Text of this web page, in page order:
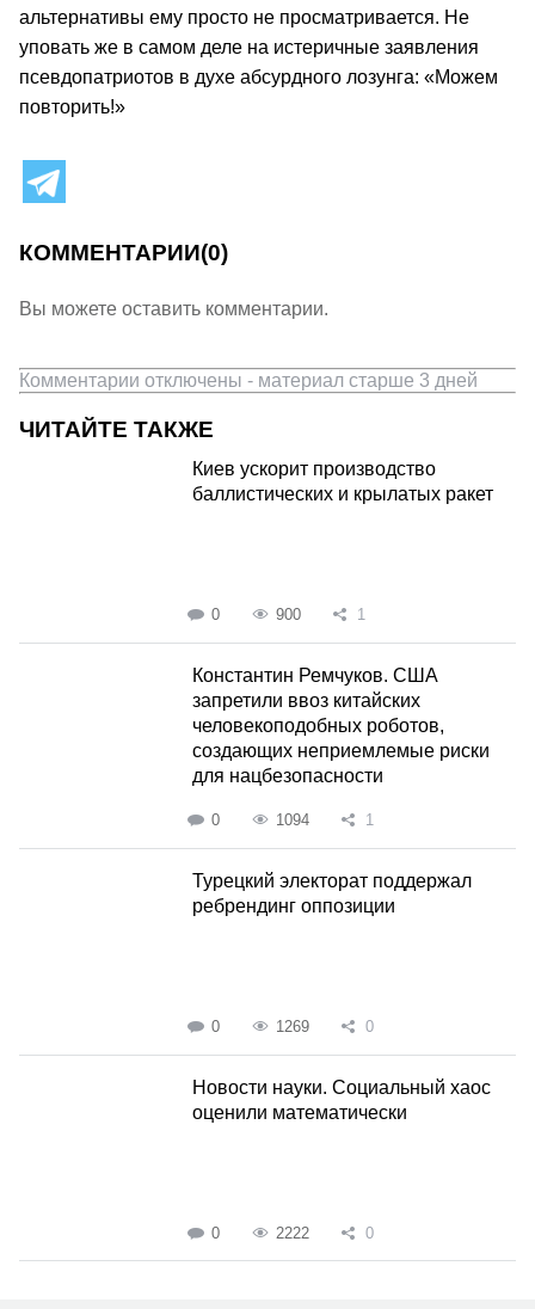
альтернативы ему просто не просматривается. Не
уповать же в самом деле на истеричные заявления
псевдопатриотов в духе абсурдного лозунга: «Можем
повторить!»
КОММЕНТАРИИ(0)
Вы можете оставить комментарии.
Комментарии отключены - материал старше 3 дней
ЧИТАЙТЕ ТАКЖЕ
Киев ускорит производство
баллистических и крылатых ракет
0 900 1
Константин Ремчуков. США
запретили ввоз китайских
человекоподобных роботов,
создающих неприемлемые риски
для нацбезопасности
0 1094 1
Турецкий электорат поддержал
ребрендинг оппозиции
0 1269 0
Новости науки. Социальный хаос
оценили математически
0 2222 0